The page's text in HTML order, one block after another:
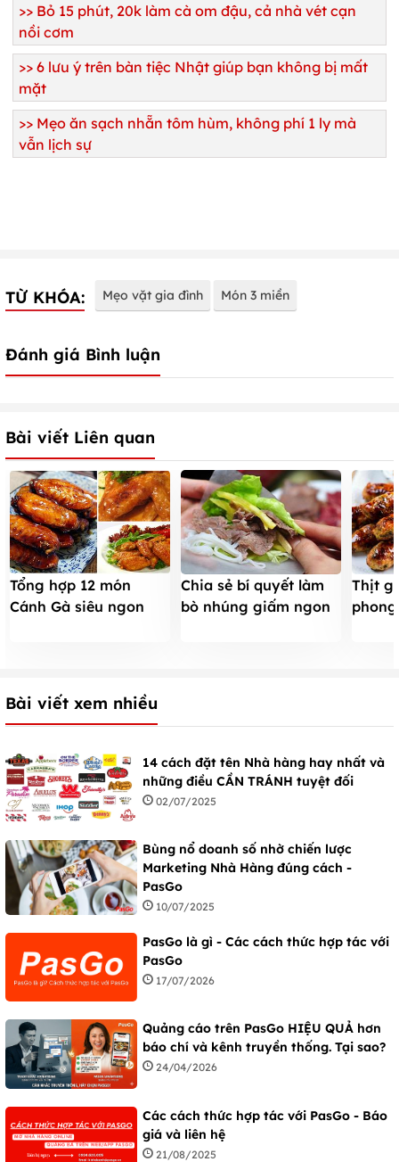
>> Bỏ 15 phút, 20k làm cà om đậu, cả nhà vét cạn
nồi cơm
>> 6 lưu ý trên bàn tiệc Nhật giúp bạn không bị mất
mặt
>> Mẹo ăn sạch nhẵn tôm hùm, không phí 1 ly mà
vẫn lịch sự
TỪ KHÓA: Mẹo vặt gia đình Món 3 miền
Đánh giá Bình luận
Bài viết Liên quan
Tổng hợp 12 món
Cánh Gà siêu ngon
Chia sẻ bí quyết làm
bò nhúng giấm ngon
Thịt
Bài viết xem nhiều
14 cách đặt tên Nhà hàng hay nhất và
những điều CẦN TRÁNH tuyệt đối
02/07/2025
Bùng nổ doanh số nhờ chiến lược
Marketing Nhà Hàng đúng cách -
PasGo
10/07/2025
PasGo là gì - Các cách thức hợp tác với
PasGo
17/07/2026
Quảng cáo trên PasGo HIỆU QUẢ hơn
báo chí và kênh truyền thống. Tại sao?
24/04/2026
Các cách thức hợp tác với PasGo - Báo
giá và liên hệ
21/08/2025